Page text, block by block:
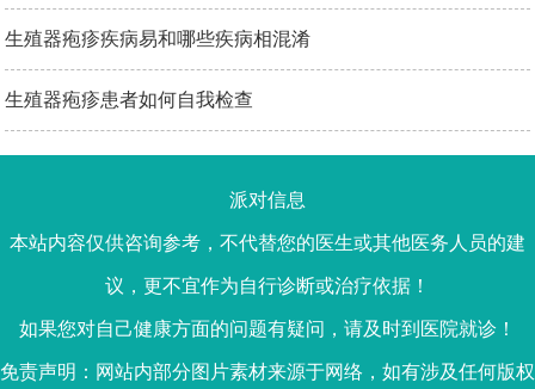
生殖器疱疹疾病易和哪些疾病相混淆
生殖器疱疹患者如何自我检查
派对信息
本站内容仅供咨询参考，不代替您的医生或其他医务人员的建
议，更不宜作为自行诊断或治疗依据！
如果您对自己健康方面的问题有疑问，请及时到医院就诊！
免责声明：网站内部分图片素材来源于网络，如有涉及任何版权